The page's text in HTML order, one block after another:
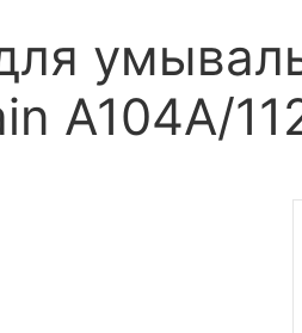
A104A/